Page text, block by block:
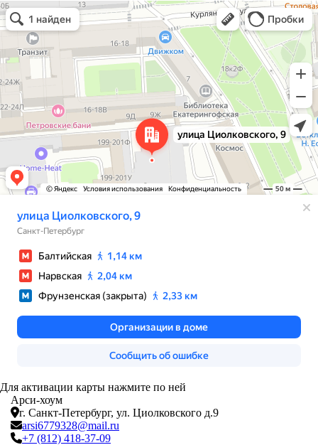
Для активации карты нажмите по ней
Арси-хоум
г. Санкт-Петербург, ул. Циолковского д.9
arsi6779328@mail.ru
+7 (812) 418-37-09